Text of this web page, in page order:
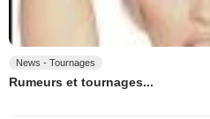
News - Tournages
Rumeurs et tournages...